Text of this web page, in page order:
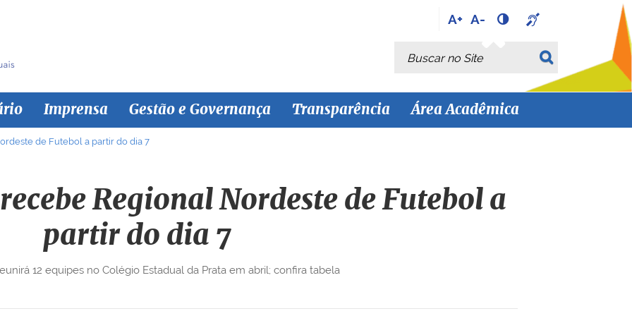
A+ A-
Busca
Busca Avançada…
Imprensa Gestão e Governança Transparência Área Acadêmica
de Futebol a partir do dia 7
Regional Nordeste de Futebol a
partir do dia 7
12 equipes no Colégio Estadual da Prata em abril; confira tabela